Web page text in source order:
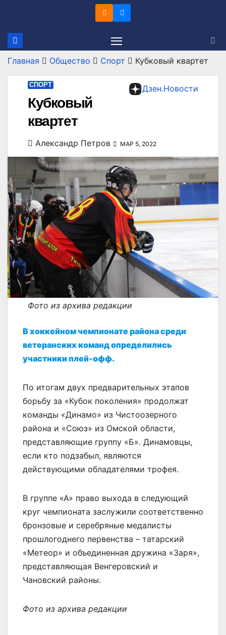
содержимому
Главная Общество Спорт Кубковый квартет
Дзен.Новости
СПОРТ
Кубковый
квартет
Александр Петров МАР 5, 2022
Фото из архива редакции
В хоккейном чемпионате района среди
ветеранских команд определились
участники плей-офф.
По итогам двух предварительных этапов
борьбу за «Кубок поколения» продолжат
команды «Динамо» из Чистоозерного
района и «Союз» из Омской области,
представляющие группу «Б». Динамовцы,
если кто подзабыл, являются
действующими обладателями трофея.
В группе «А» право выхода в следующий
круг чемпионата заслужили соответственно
бронзовые и серебряные медалисты
прошлогоднего первенства – татарский
«Метеор» и объединенная дружина «Заря»,
представляющая Венгеровский и
Чановский районы.
Фото из архива редакции